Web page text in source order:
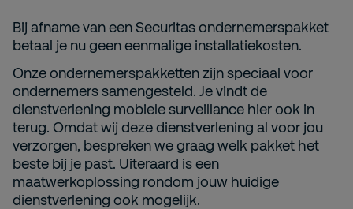
Bij afname van een Securitas ondernemerspakket
betaal je nu geen eenmalige installatiekosten.
Onze ondernemerspakketten zijn speciaal voor
ondernemers samengesteld. Je vindt de
dienstverlening mobiele surveillance hier ook in
terug. Omdat wij deze dienstverlening al voor jou
verzorgen, bespreken we graag welk pakket het
beste bij je past. Uiteraard is een
maatwerkoplossing rondom jouw huidige
dienstverlening ook mogelijk.